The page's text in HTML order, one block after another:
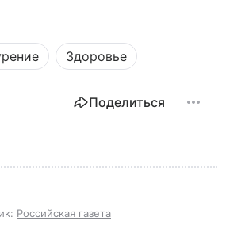
Здоровье
Поделиться
Российская газета